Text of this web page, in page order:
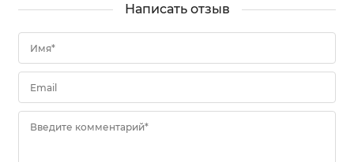
Написать отзыв
Имя*
Email
Введите комментарий*